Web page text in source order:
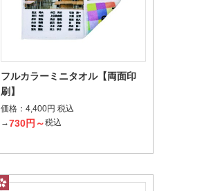
フルカラーミニタオル【両面印
刷】
価格： 4,400円 税込
→730円～税込